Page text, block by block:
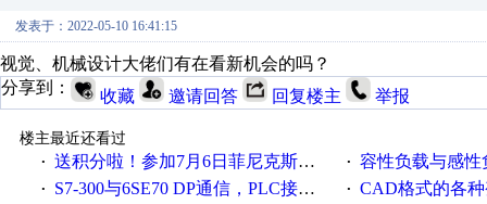
发表于：2022-05-10 16:41:15
视觉、机械设计大佬们有在看新机会的吗？
分享到：
收藏 邀请回答 回复楼主 举报
楼主最近还看过
· 送积分啦！参加7月6日菲尼克斯在线研讨会即得 · 容性负载与感性负
· S7-300与6SE70 DP通信，PLC接收到数据不稳定 · CAD格式的各